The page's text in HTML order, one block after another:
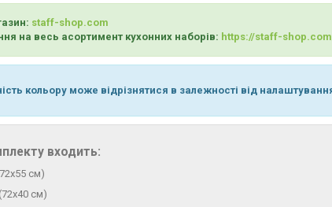
staff-shop.com
на весь асортимент кухонних наборів: https://staff-
кольору може відрізнятися в залежності від
входить:
см)
см)